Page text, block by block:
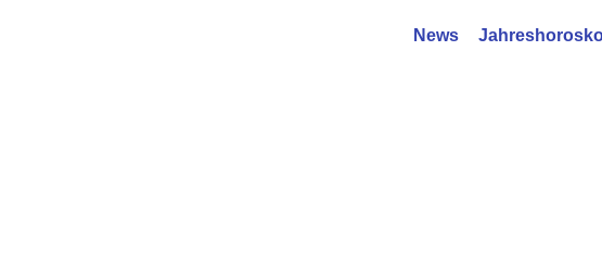
News